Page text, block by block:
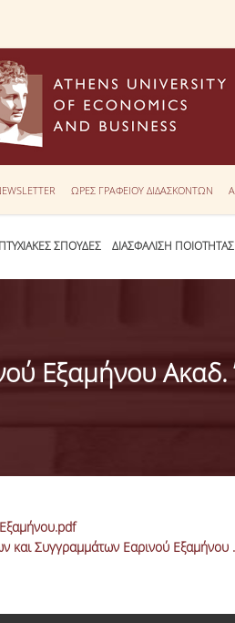
ΩΡΕΣ ΓΡΑΦΕΙΟΥ ΔΙΔΑΣΚΟΝΤΩΝ
ΣΠΟΥΔΕΣ ΔΙΑΣΦΑΛΙΣΗ ΠΟΙΟΤΗΤΑΣ
Εξαμήνου
και Συγγραμμάτων Εαρινού Εξαμήνου